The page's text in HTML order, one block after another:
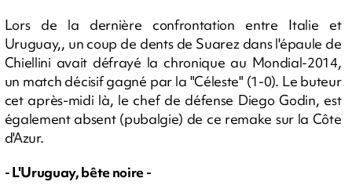
Lors de la dernière confrontation entre Italie et
Uruguay,, un coup de dents de Suarez dans l'épaule de
Chiellini avait défrayé la chronique au Mondial-2014,
un match décisif gagné par la "Céleste" (1-0). Le buteur
cet après-midi là, le chef de défense Diego Godin, est
également absent (pubalgie) de ce remake sur la Côte
d'Azur.
- L'Uruguay, bête noire -